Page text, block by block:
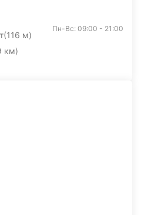
(116 м)
км)
Пн-Вс: 09:00 - 21:00